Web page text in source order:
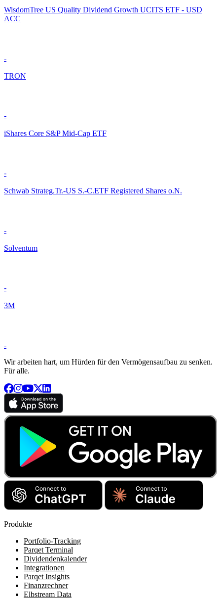
WisdomTree US Quality Dividend Growth UCITS ETF - USD
ACC
-
TRON
-
iShares Core S&P Mid-Cap ETF
-
Schwab Strateg.Tr.-US S.-C.ETF Registered Shares o.N.
-
Solventum
-
3M
-
Wir arbeiten hart, um Hürden für den Vermögensaufbau zu senken.
Für alle.
Produkte
Portfolio-Tracking
Parqet Terminal
Dividendenkalender
Integrationen
Parqet Insights
Finanzrechner
Elbstream Data